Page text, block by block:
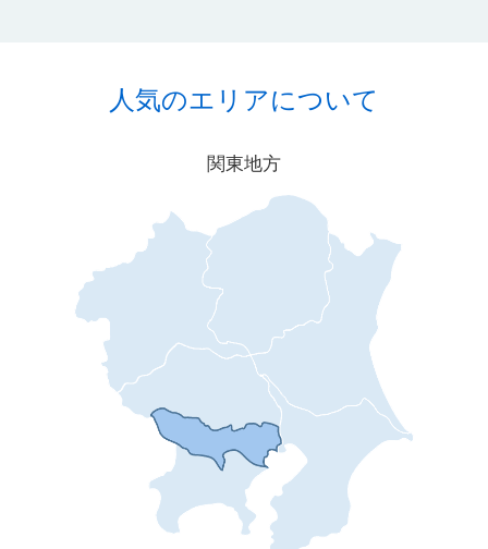
人気のエリアについて
関東地方